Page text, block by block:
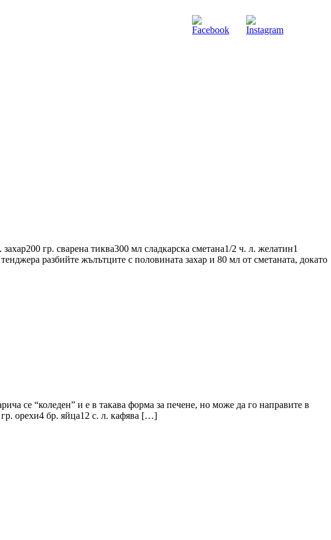
гр. сварена тиква300 мл сладкарска сметана1/2 ч. л. желатин1
разбийте жълътците с половината захар и 80 мл от сметаната, докато
се “коледен” и е в такава форма за печене, но може да го направите в
орехи4 бр. яйца12 с. л. кафява […]